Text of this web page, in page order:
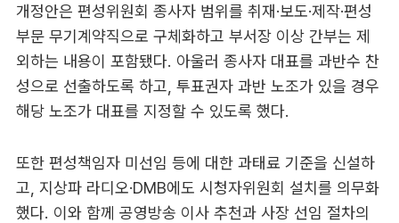
개정안은 편성위원회 종사자 범위를 취재·보도·제작·편성
부문 무기계약직으로 구체화하고 부서장 이상 간부는 제
외하는 내용이 포함됐다. 아울러 종사자 대표를 과반수 찬
성으로 선출하도록 하고, 투표권자 과반 노조가 있을 경우
해당 노조가 대표를 지정할 수 있도록 했다.
또한 편성책임자 미선임 등에 대한 과태료 기준을 신설하
고, 지상파 라디오·DMB에도 시청자위원회 설치를 의무화
했다. 이와 함께 공영방송 이사 추천과 사장 선임 절차의